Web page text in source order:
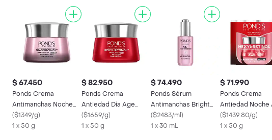
$ 67.450
Ponds Crema
Antimanchas Noche
Bright Miracle Con
Niasorcinol
($1349/g)
1 x 50 g
$ 82.950
Ponds Crema
Antiedad Día Age
Miracle Con Hexyl-
Retinol
($1659/g)
1 x 50 g
$ 74.490
Ponds Sérum
Antimanchas Bright
Miracle Con
Niasorcinol
($2483/ml)
1 x 30 mL
$ 71.990
Ponds Crema
Antiedad Noche
Miracle Con
Retinol
($1439.80/g)
1 x 50 g